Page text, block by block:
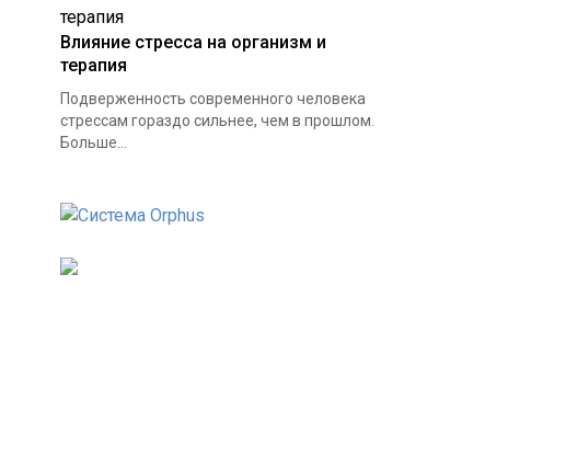
Влияние стресса на организм и
терапия
Подверженность современного человека
стрессам гораздо сильнее, чем в прошлом.
Больше...